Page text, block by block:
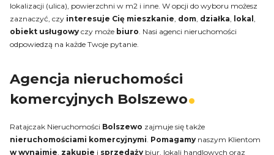
lokalizacji (ulica), powierzchni w m2 i inne. W opcji do wyboru możesz
zaznaczyć, czy interesuje Cię mieszkanie dom działka lokal
obiekt usługowy czy może biuro . Nasi agenci nieruchomości
odpowiedzą na każde Twoje pytanie.
Agencja nieruchomości
komercyjnych Bolszewo
Ratajczak Nieruchomości Bolszewo zajmuje się także
nieruchomościami komercyjnymi Pomagamy naszym Klientom
w wynajmie zakupie i sprzedaży biur, lokali handlowych oraz